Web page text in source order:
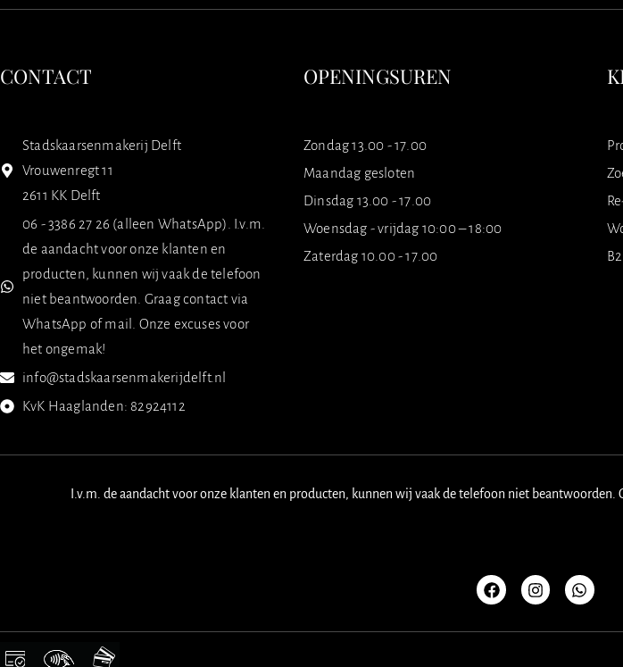
CONTACT
Stadskaarsenmakerij Delft
Vrouwenregt 11
2611 KK Delft
06 - 3386 27 26 (alleen WhatsApp). I.v.m.
de aandacht voor onze klanten en
producten, kunnen wij vaak de telefoon
niet beantwoorden. Graag contact via
WhatsApp of mail. Onze excuses voor
het ongemak!
info@stadskaarsenmakerijdelft.nl
KvK Haaglanden: 82924112
OPENINGSUREN
Zondag 13.00 - 17.00
Maandag gesloten
Dinsdag 13.00 - 17.00
Woensdag - vrijdag 10:00 – 18:00
Zaterdag 10.00 - 17.00
I.v.m. de aandacht voor onze klanten en producten, kunnen wij vaak de telefoon niet
a
c
e
o
n
s
t
g
h
a
t
a